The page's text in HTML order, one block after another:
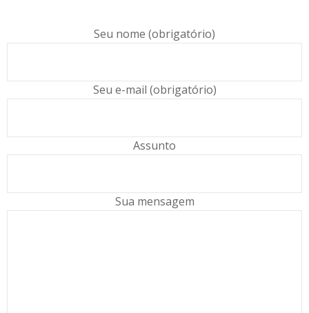
Seu nome (obrigatório)
Seu e-mail (obrigatório)
Assunto
Sua mensagem